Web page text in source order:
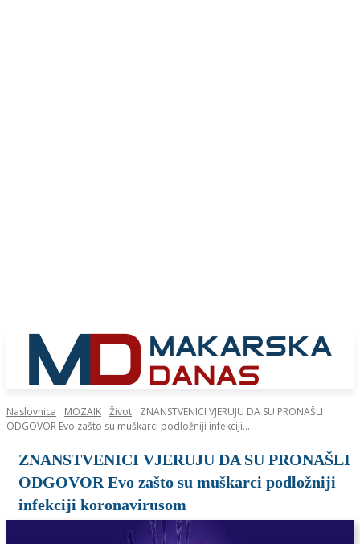
Naslovnica MOZAIK Život
ZNANSTVENICI VJERUJU DA SU PRONAŠLI
ODGOVOR Evo zašto su muškarci podložniji infekciji...
ZNANSTVENICI VJERUJU DA SU PRONAŠLI
ODGOVOR Evo zašto su muškarci podložniji
infekciji koronavirusom